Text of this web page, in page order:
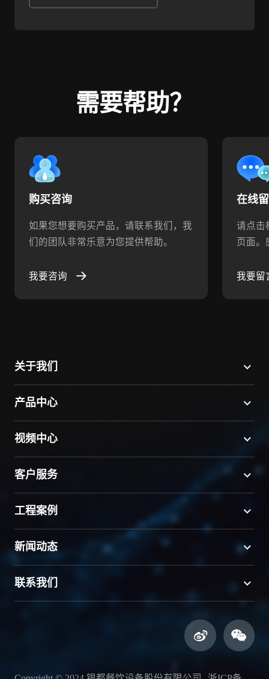
需要帮助？
购买咨询
如果您想要购买产品，请联系我们，我
们的团队非常乐意为您提供帮助。
我要咨询
在线
请点击
页面。
我要留
关于我们
产品中心
视频中心
客户服务
工程案例
新闻动态
联系我们